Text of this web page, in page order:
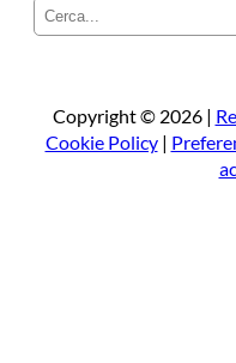
Copyright © 2026 |
Cookie Policy|